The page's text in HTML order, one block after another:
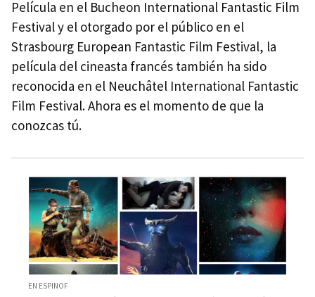
Película en el Bucheon International Fantastic Film
Festival y el otorgado por el público en el
Strasbourg European Fantastic Film Festival, la
película del cineasta francés también ha sido
reconocida en el Neuchâtel International Fantastic
Film Festival. Ahora es el momento de que la
conozcas tú.
EN ESPINOF